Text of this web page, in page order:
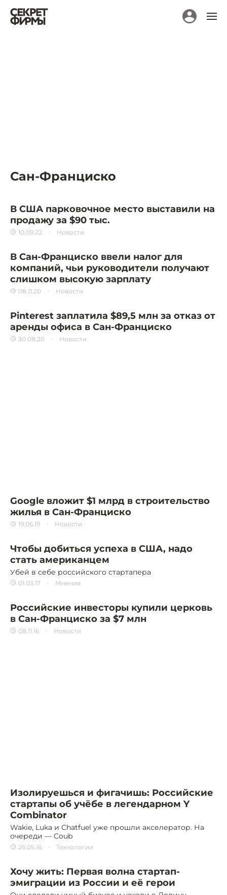
Сан-Франциско
В США парковочное место выставили на
продажу за $90 тыс.
10.09.22 Новости
В Сан-Франциско ввели налог для
компаний, чьи руководители получают
слишком высокую зарплату
08.11.20 Новости
Pinterest заплатила $89,5 млн за отказ от
аренды офиса в Сан-Франциско
30.08.20 Новости
Google вложит $1 млрд в строительство
жилья в Сан-Франциско
19.06.19 Новости
Чтобы добиться успеха в США, надо
стать американцем
Убей в себе российского стартапера
01.03.17 Мнения
Российские инвесторы купили церковь
в Сан-Франциско за $7 млн
08.11.16 Новости
Изолируешься и фигачишь: Российские
стартапы об учёбе в легендарном Y
Combinator
Wakie, Luka и Chatfuel уже прошли акселератор. На
очереди — Coub
26.05.16 Технологии
Хочу жить: Первая волна стартап-
эмиграции из России и её герои